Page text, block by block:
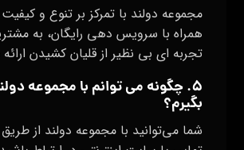
مجموعه دولند با تمرکز بر تنوع و کیفیت
همراه با سرویس دهی رایگان، به
تجربه‌ ای بی‌ نظیر از قلیان کشیدن
۵. چگونه می‌ توانم با مجموعه
بگیرم؟
شما می‌توانید با مجموعه دولند از